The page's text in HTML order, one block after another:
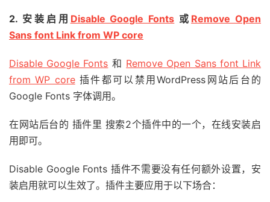
2. 安装启用 Disable Google Fonts 或 Remove Open
Sans font Link from WP core
Disable Google Fonts 和 Remove Open Sans font Link
from WP core插件都可以禁用WordPress网站后台的
Google Fonts 字体调用。
在网站后台的 插件里 搜索2个插件中的一个，在线安装启
用即可。
Disable Google Fonts 插件不需要没有任何额外设置，安
装启用就可以生效了。插件主要应用于以下场合：